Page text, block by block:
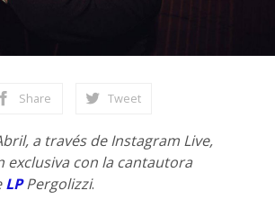
Share Tweet
a través de Instagram Live,
exclusiva con la cantautora
LPPergolizzi.